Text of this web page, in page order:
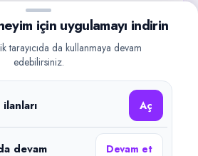
takip edin, işverenlerle hızlıca
iletişime geçin.
Google Play
Tüm hakları saklıdır.
için uygulamayı indirin
tarayıcıda da kullanmaya devam
edebilirsiniz.
Aç
devam Devam et